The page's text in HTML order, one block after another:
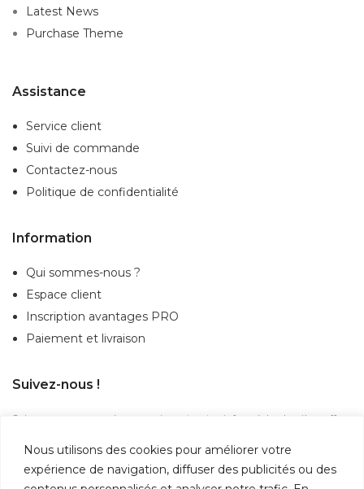
Nous utilisons des cookies pour améliorer votre
expérience de navigation, diffuser des publicités ou des
Latest News
Purchase Theme
Assistance
Service client
Suivi de commande
Contactez-nous
Politique de confidentialité
Information
Qui sommes-nous ?
Espace client
Inscription avantages PRO
Paiement et livraison
Suivez-nous !
Suivez-nous sur nos réseaux sociaux et restez informé des dernières offres,